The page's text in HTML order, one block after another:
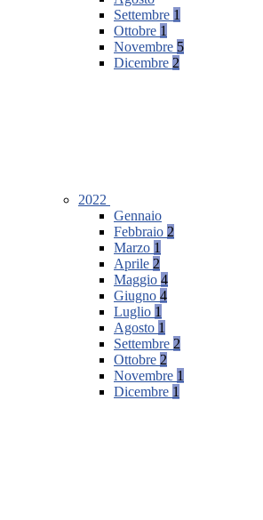
Settembre 1
Ottobre 1
Novembre 5
Dicembre 2
2022
Gennaio
Febbraio 2
Marzo 1
Aprile 2
Maggio 4
Giugno 4
Luglio 1
Agosto 1
Settembre 2
Ottobre 2
Novembre 1
Dicembre 1